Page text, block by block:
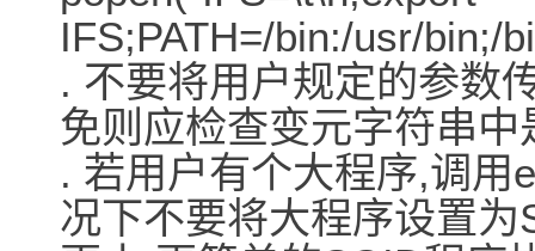
IFS;PATH=/bin:/usr/bin;/
. 不要将用户规定的参数
免则应检查变元字符串
. 若用户有个大程序,调用
况下不要将大程序设置